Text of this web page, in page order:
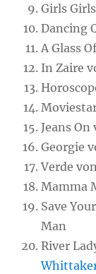
Girls
Dancing
A Glass
In Zaire
Jeans
Georgie
Verde
Mamma
Save
Man
River